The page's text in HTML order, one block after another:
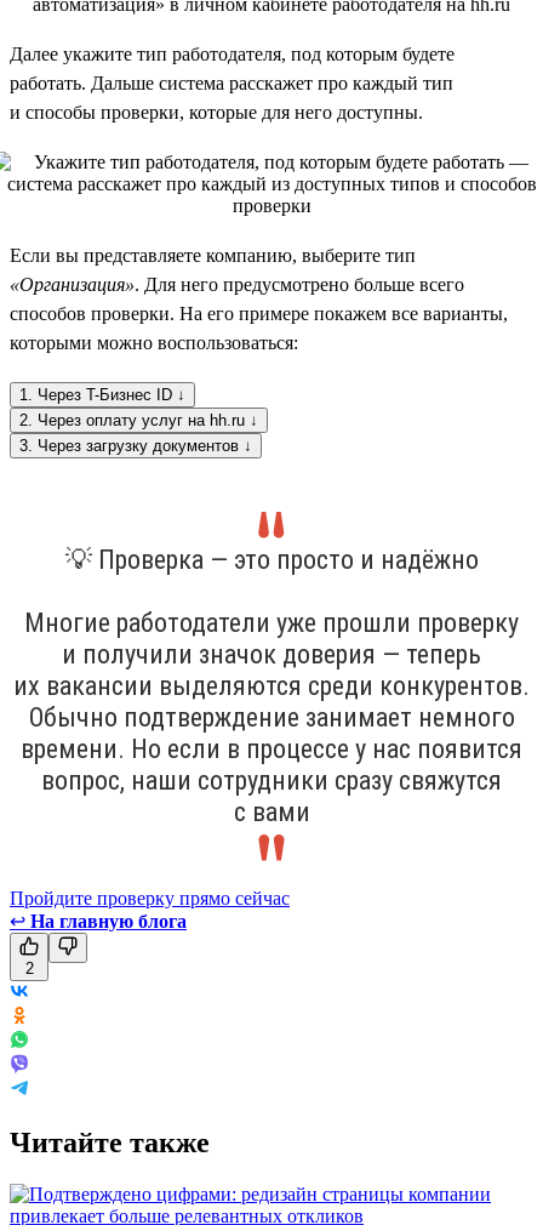
Далее укажите тип работодателя, под которым будете
работать. Дальше система расскажет про каждый тип
и способы проверки, которые для него доступны.
Если вы представляете компанию, выберите тип
«Организация». Для него предусмотрено больше всего
способов проверки. На его примере покажем все варианты,
которыми можно воспользоваться:
1. Через T-Бизнес ID ↓
2. Через оплату услуг на hh.ru ↓
3. Через загрузку документов ↓
💡 Проверка — это просто и надёжно
Многие работодатели уже прошли проверку
и получили значок доверия — теперь
их вакансии выделяются среди конкурентов.
Обычно подтверждение занимает немного
времени. Но если в процессе у нас появится
вопрос, наши сотрудники сразу свяжутся
с вами
Пройдите проверку прямо сейчас
↩ На главную блога
2
Читайте также